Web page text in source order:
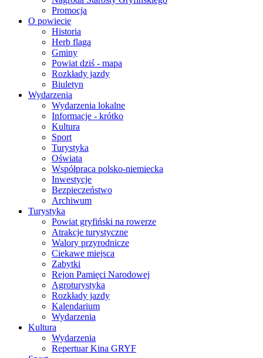
Promocja
O powiecie
Historia
Herb flaga
Gminy
Powiat dziś - mapa
Rozkłady jazdy
Biuletyn
Wydarzenia
Wydarzenia lokalne
Informacje - krótko
Kultura
Sport
Turystyka
Oświata
Współpraca polsko-niemiecka
Inwestycje
Bezpieczeństwo
Archiwum
Turystyka
Powiat gryfiński na rowerze
Atrakcje turystyczne
Walory przyrodnicze
Ciekawe miejsca
Zabytki
Rejon Pamięci Narodowej
Agroturystyka
Rozkłady jazdy
Kalendarium
Wydarzenia
Kultura
Wydarzenia
Repertuar Kina GRYF